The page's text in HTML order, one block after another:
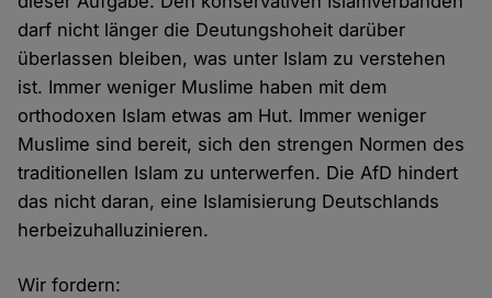
darf nicht länger die Deutungshoheit darüber
überlassen bleiben, was unter Islam zu verstehen
ist. Immer weniger Muslime haben mit dem
orthodoxen Islam etwas am Hut. Immer weniger
Muslime sind bereit, sich den strengen Normen des
traditionellen Islam zu unterwerfen. Die AfD hindert
das nicht daran, eine Islamisierung Deutschlands
herbeizuhalluzinieren.
Wir fordern: